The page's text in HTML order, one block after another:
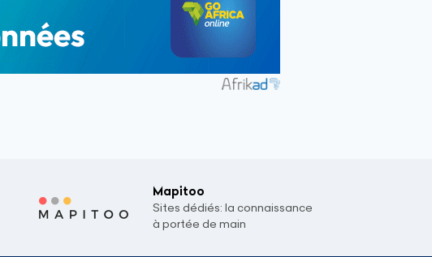
Mapitoo
Sites dédiés: la connaissance
à portée de main